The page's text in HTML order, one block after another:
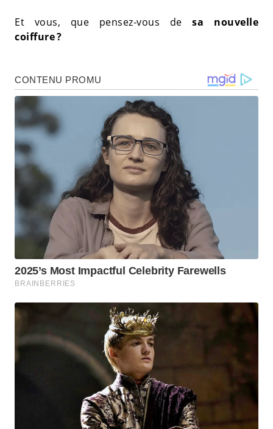
Et vous, que pensez-vous desa nouvelle
coiffure ?